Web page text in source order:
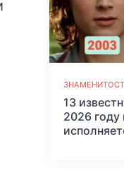
13
2026 году